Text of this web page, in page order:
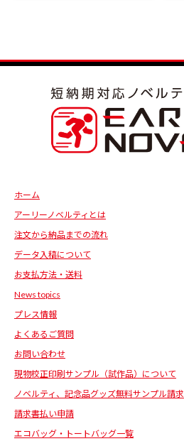
ホーム
アーリーノベルティとは
注文から納品までの流れ
データ入稿について
お支払方法・送料
News topics
プレス情報
よくあるご質問
お問い合わせ
現物校正印刷サンプル（試作品）について
ノベルティ、記念品グッズ無料サンプル請求
請求書払い申請
エコバッグ・トートバッグ一覧